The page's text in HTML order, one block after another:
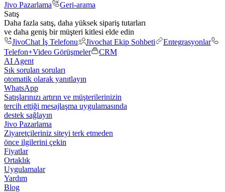
Jivo Pazarlama
Geri-arama
Satış
Daha fazla satış, daha yüksek sipariş tutarları
ve daha geniş bir müşteri kitlesi elde edin
JivoChat İş Telefonu
Jivochat Ekip Sohbeti
Entegrasyonlar
Telefon+Video Görüşmeler
CRM
AI Agent
Sık sorulan soruları
otomatik olarak yanıtlayın
WhatsApp
Satışlarınızı artırın ve müşterilerinizin
tercih ettiği mesajlaşma uygulamasında
destek sağlayın
Jivo Pazarlama
Ziyaretçileriniz siteyi terk etmeden
önce ilgilerini çekin
Fiyatlar
Ortaklık
Uygulamalar
Yardım
Blog